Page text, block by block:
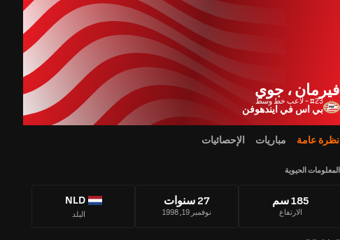
فيرمان ، جوي
#23 - لاعب خط وسط
بي اس في ايندهوفن
نظرة عامة مباريات الإحصائيات
المعلومات الحيوية
185 سم
الارتفاع
27 سنوات
نوفمبر 19, 1998
NLD
البلد